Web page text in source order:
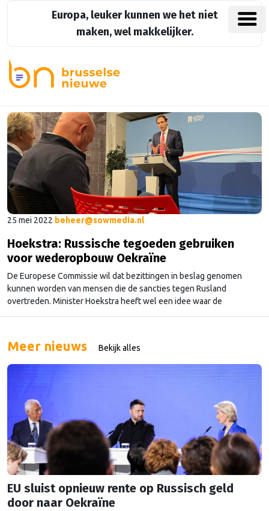
Europa, leuker kunnen we het niet
maken, wel makkelijker.
25 mei 2022 beheer@sowmedia.nl
Hoekstra: Russische tegoeden gebruiken
voor wederopbouw Oekraïne
De Europese Commissie wil dat bezittingen in beslag genomen
kunnen worden van mensen die de sancties tegen Rusland
overtreden. Minister Hoekstra heeft wel een idee waar de
opbrengst naartoe kan gaan: naar de wederopbouw van Oekraïne.
Meer nieuws Bekijk alles
EU sluist opnieuw rente op Russisch geld
door naar Oekraïne